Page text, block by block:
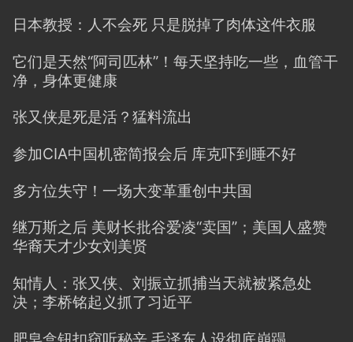
日本教授：人不会死 只是脱掉了肉体这件衣服
它们是天然“阿司匹林”！每天坚持吃一些，血管干
净，身体更健康
张又侠是死是活？猛料流出
参加CIA中国机密简报会后 库克吓到睡不好
多方位失守！一场大变革重创中共国
继万斯之后 美财长批谷爱凌“卖国”；美国人盛赞
华裔天才少女刘美贤
知情人：张又侠、刘振立抓捕当天就被紧急处
决；李桥铭起义抓了习近平